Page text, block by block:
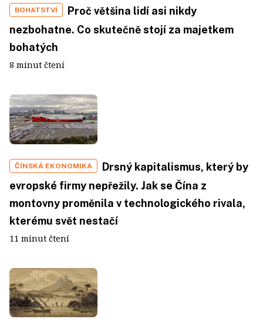
BOHATSTVÍ
Proč většina lidí asi nikdy
nezbohatne. Co skutečně stojí za majetkem
bohatých
8 minut čtení
ČÍNSKÁ EKONOMIKA
Drsný kapitalismus, který by
evropské firmy nepřežily. Jak se Čína z
montovny proměnila v technologického rivala,
kterému svět nestačí
11 minut čtení